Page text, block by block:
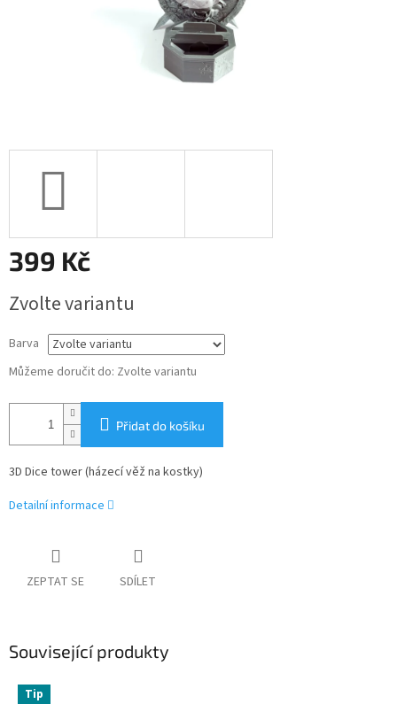
399 Kč
cena:
Zvolte variantu
Barva
Můžeme doručit do: Zvolte variantu
Přidat do košíku
3D Dice tower (házecí věž na kostky)
Detailní informace
ZEPTAT SE SDÍLET
Související produkty
Tip